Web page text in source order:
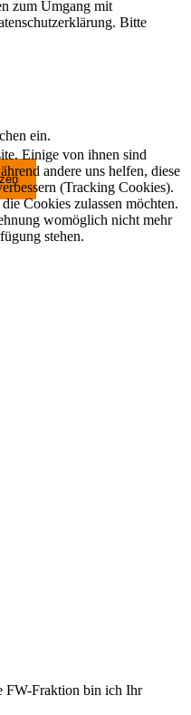
zum Umgang mit
Bitte
ein.
FW-Fraktion bin ich Ihr
Einige von ihnen sind
andere uns helfen, diese
(Tracking Cookies).
Cookies zulassen möchten.
womöglich nicht mehr
stehen.